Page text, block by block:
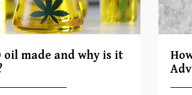
oil made and why is it